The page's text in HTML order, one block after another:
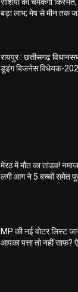
राशियों की चमकेगी
बड़ा लाभ; मेष से मीन तक
रायपुर : छत्तीसगढ़
डूइंग बिजनेस विधेयक-
मेरठ में मौत का तांडव!
लगी आग ने 5 बच्चों समेत
MP की नई वोटर लिस्ट
आपका पत्ता तो नहीं